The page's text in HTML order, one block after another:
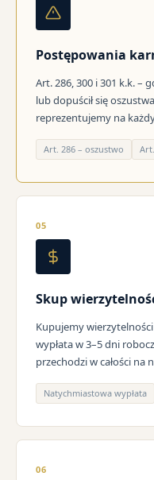
Postępowania
Art. 286, 300 i 301 k.k. –
lub dopuścił się
reprezentujemy na
Art. 286 – oszustwo
05
Skup
Kupujemy
wypłata w 3–5 dni
przechodzi w całości na
Natychmiastowa wypłata
06